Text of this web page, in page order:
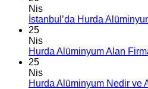
Nis
İstanbul’da Hurda
25
Nis
Hurda Alüminyum Alan
25
Nis
Hurda Alüminyum Nedir ve